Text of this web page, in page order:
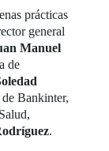
prácticas
general
Manuel
de
Bankinter,
.